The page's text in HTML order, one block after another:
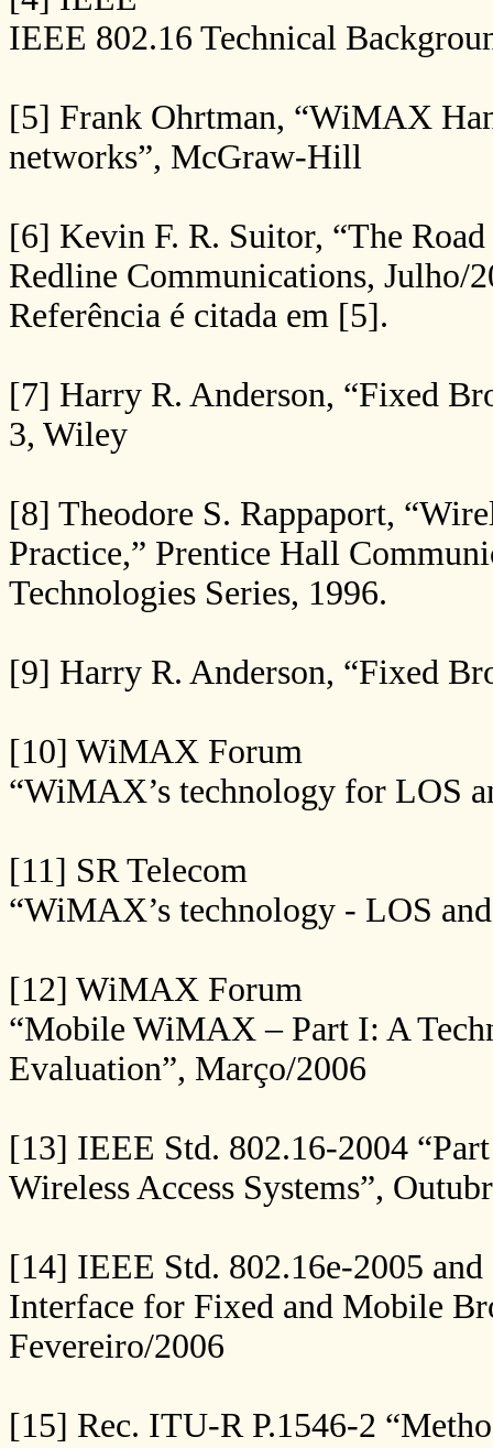
IEEE 802.16 Technical
[5] Frank Ohrtman, “WiMAX
networks”, McGraw-Hill
[6] Kevin F. R. Suitor, “The
Redline Communications, Julho/
Referência é citada em [5].
[7] Harry R. Anderson, “Fixed
3, Wiley
[8] Theodore S. Rappaport,
Practice,” Prentice Hall
Technologies Series, 1996.
[9] Harry R. Anderson, “Fixed
[10] WiMAX Forum
“WiMAX’s technology for LOS
[11] SR Telecom
“WiMAX’s technology - LOS
[12] WiMAX Forum
“Mobile WiMAX – Part I: A
Evaluation”, Março/2006
[13] IEEE Std. 802.16-2004
Wireless Access Systems”,
[14] IEEE Std. 802.16e-2005
Interface for Fixed and Mobile
Fevereiro/2006
[15] Rec. ITU-R P.1546-2